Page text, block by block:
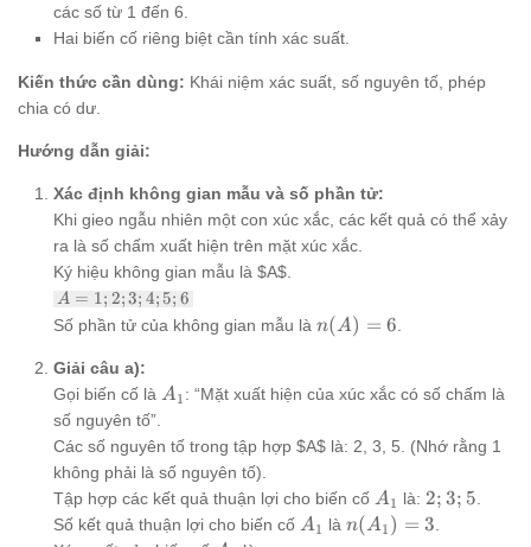
các số từ 1 đến 6.
Hai biến cố riêng biệt cần tính xác suất.
Kiến thức cần dùng: Khái niệm xác suất, số nguyên tố, phép
chia có dư.
Hướng dẫn giải:
Xác định không gian mẫu và số phần tử:
Khi gieo ngẫu nhiên một con xúc xắc, các kết quả có thể xảy
ra là số chấm xuất hiện trên mặt xúc xắc.
Ký hiệu không gian mẫu là $A$.
A
=
{1;
3;
4;
5;
6}
A = 1; 2;3; 4; 5; 6
Số phần tử của không gian mẫu là n(A)
n(A) = 6
Giải câu a):
Gọi biến cố là A_1
A1 : “Mặt xuất hiện của xúc xắc có số chấm là
số nguyên tố”.
Các số nguyên tố trong tập hợp $A$ là: 2, 3, 5. (Nhớ rằng 1
không phải là số nguyên tố).
Tập hợp các kết quả thuận lợi cho biến cố A_1
A1 là: {2;
3;
2; 3; 5
Số kết quả thuận lợi cho biến cố A_1
A1 là n(A_1)
n(A1 ) = 3